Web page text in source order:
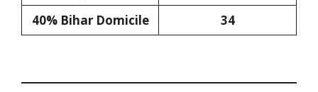
40% Bihar Domicile
34